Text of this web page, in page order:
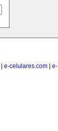
e-celulares.com
e-